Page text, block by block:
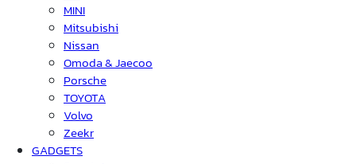
MINI
Mitsubishi
Nissan
Omoda & Jaecoo
Porsche
TOYOTA
Volvo
Zeekr
GADGETS